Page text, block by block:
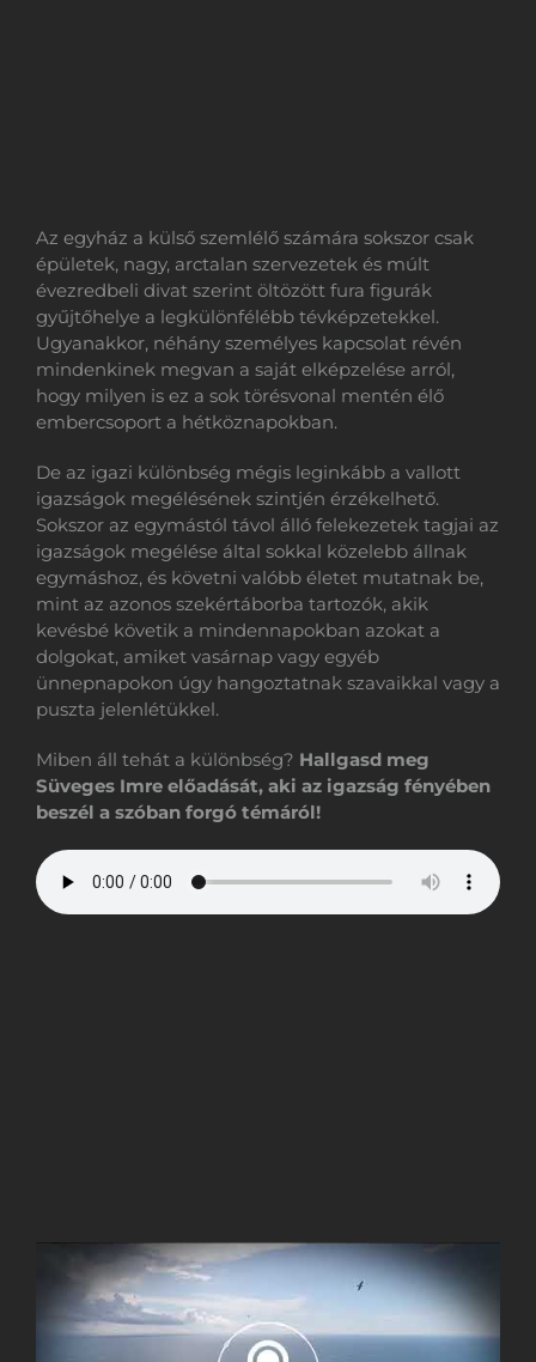
Az egyház a külső szemlélő számára sokszor csak
épületek, nagy, arctalan szervezetek és múlt
évezredbeli divat szerint öltözött fura figurák
gyűjtőhelye a legkülönfélébb tévképzetekkel.
Ugyanakkor, néhány személyes kapcsolat révén
mindenkinek megvan a saját elképzelése arról,
hogy milyen is ez a sok törésvonal mentén élő
embercsoport a hétköznapokban.
De az igazi különbség mégis leginkább a vallott
igazságok megélésének szintjén érzékelhető.
Sokszor az egymástól távol álló felekezetek tagjai az
igazságok megélése által sokkal közelebb állnak
egymáshoz, és követni valóbb életet mutatnak be,
mint az azonos szekértáborba tartozók, akik
kevésbé követik a mindennapokban azokat a
dolgokat, amiket vasárnap vagy egyéb
ünnepnapokon úgy hangoztatnak szavaikkal vagy a
puszta jelenlétükkel.
Miben áll tehát a különbség? Hallgasd meg
Süveges Imre előadását, aki az igazság fényében
beszél a szóban forgó témáról!